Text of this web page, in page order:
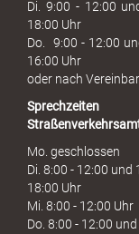
Di. 9:00 - 12:00
18:00 Uhr
Do. 9:00 - 12:00
16:00 Uhr
oder nach
Sprechzeiten
Mo. geschlossen
Di. 8:00 - 12:00 und
18:00 Uhr
Mi. 8:00 - 12:00 Uhr
Do. 8:00 - 12:00